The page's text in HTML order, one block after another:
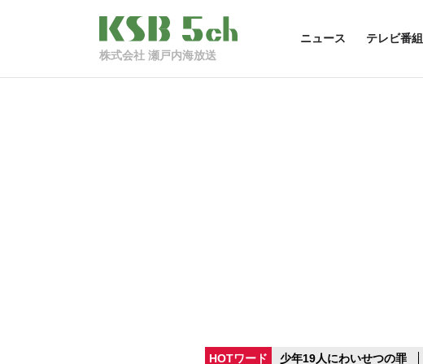
株式会社 瀬戸内海放送
ニュース テレビ番組
HOTワード 少年19人にわいせつの罪